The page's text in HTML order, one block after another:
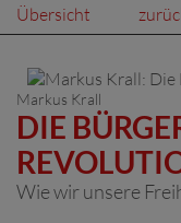
Übersicht
Markus Krall
DIE
Wie wir unsere